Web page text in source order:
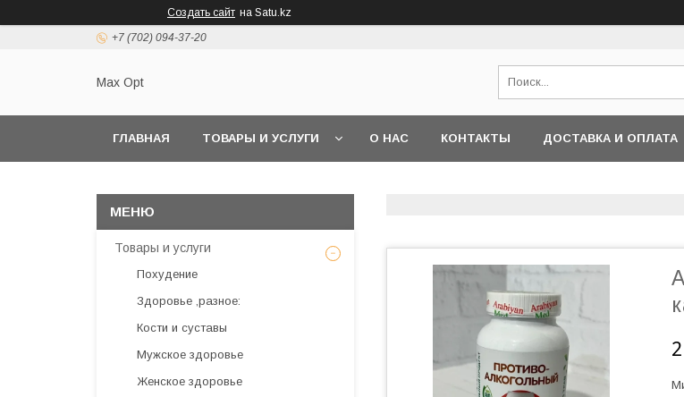
Создать сайт на Satu.kz
+7 (702) 094-37-20
Max Opt
ГЛАВНАЯ ТОВАРЫ И УСЛУГИ О НАС КОНТАКТЫ ДОСТАВКА И ОПЛАТА
Товары и услуги
Похудение
Здоровье ,разное:
Кости и суставы
Мужское здоровье
Женское здоровье